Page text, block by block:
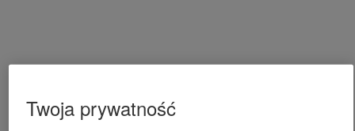
Twoja prywatność